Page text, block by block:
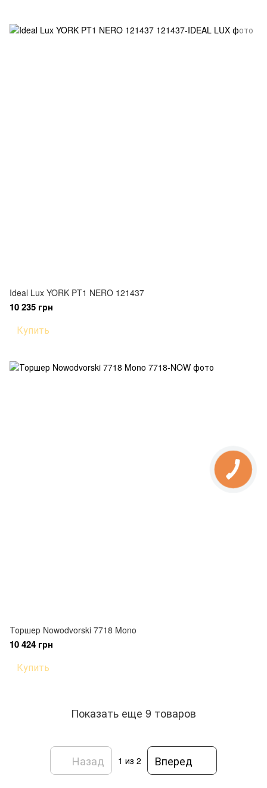
Ideal Lux YORK PT1 NERO 121437
10 235 грн
Купить
Торшер Nowodvorski 7718 Mono
10 424 грн
Купить
Показать еще 9 товаров
Назад 1 из 2 Вперед